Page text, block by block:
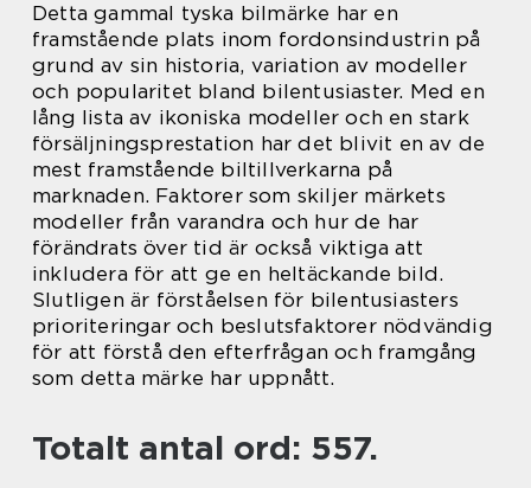
Detta gammal tyska bilmärke har en
framstående plats inom fordonsindustrin på
grund av sin historia, variation av modeller
och popularitet bland bilentusiaster. Med en
lång lista av ikoniska modeller och en stark
försäljningsprestation har det blivit en av de
mest framstående biltillverkarna på
marknaden. Faktorer som skiljer märkets
modeller från varandra och hur de har
förändrats över tid är också viktiga att
inkludera för att ge en heltäckande bild.
Slutligen är förståelsen för bilentusiasters
prioriteringar och beslutsfaktorer nödvändig
för att förstå den efterfrågan och framgång
som detta märke har uppnått.
Totalt antal ord: 557.